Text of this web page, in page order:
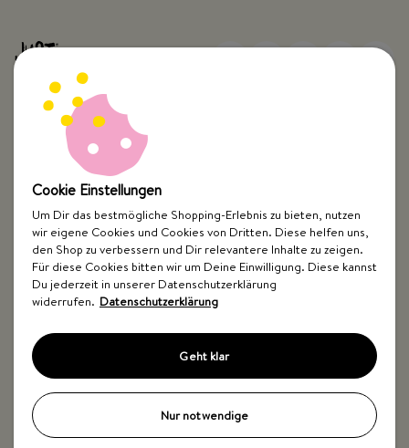
Top Kategorien
Just Spices
Hilfe & Kontakt
ImpressumAGBWiderrufsbelehrungDatenschutzBarrierefreiheit
Cookie Einstellungen
Um Dir das bestmögliche Shopping-Erlebnis zu bieten, nutzen
wir eigene Cookies und Cookies von Dritten. Diese helfen uns,
den Shop zu verbessern und Dir relevantere Inhalte zu zeigen.
Für diese Cookies bitten wir um Deine Einwilligung. Diese kannst
Du jederzeit in unserer Datenschutzerklärung
widerrufen. Datenschutzerklärung
Geht klar
Nur notwendige